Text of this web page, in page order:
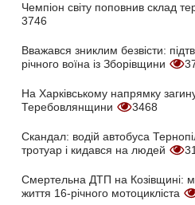
Чемпіон світу поповнив склад
3746
Вважався зниклим безвісти:
річного воїна із Зборівщини
На Харківському напрямку
Теребовлянщини
3468
Скандал: водій автобуса
тротуар і кидався на людей
Смертельна ДТП на Козівщині:
життя 16-річного мотоцикліста